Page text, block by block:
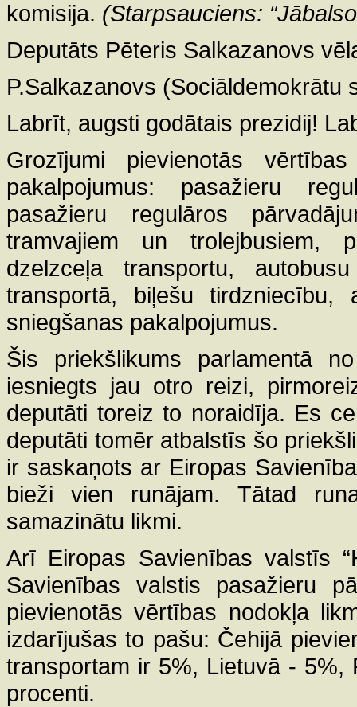
komisija. (Starpsauciens:
Deputāts Pēteris Salkazanovs
P.Salkazanovs (Sociāldemokrātu
Labrīt, augsti godātais prezidij!
Grozījumi pievienotās
pakalpojumus: pasažieru
pasažieru regulāros
tramvajiem un trolejbusiem,
dzelzceļa transportu,
transportā, biļešu tirdzniecību,
sniegšanas pakalpojumus.
Šis priekšlikums parlamentā
iesniegts jau otro reizi,
deputāti toreiz to noraidīja. Es
deputāti tomēr atbalstīs šo
ir saskaņots ar Eiropas
bieži vien runājam. Tātad
samazinātu likmi.
Arī Eiropas Savienības valstīs
Savienības valstis pasažieru
pievienotās vērtības nodokļa
izdarījušas to pašu: Čehijā
transportam ir 5%, Lietuvā -
procenti.